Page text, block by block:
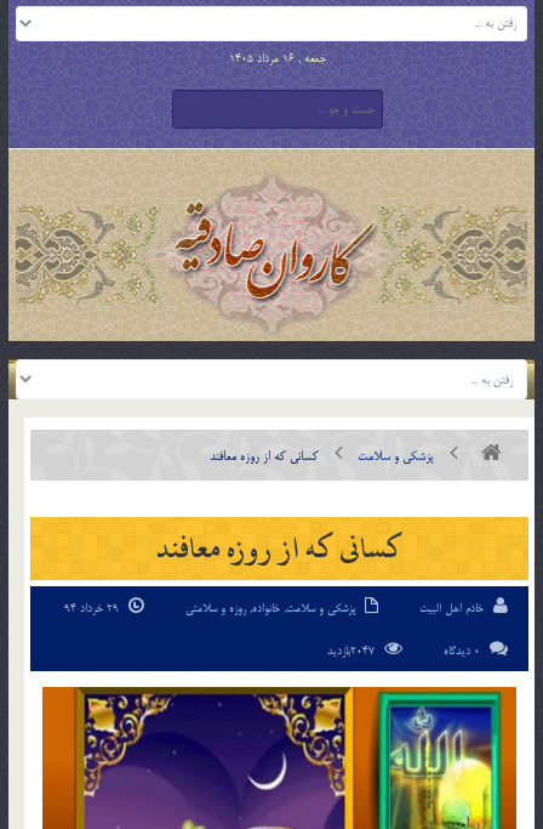
جمعه , 16 مرداد 1405
پزشکی و سلامت کسانی که از روزه معافند
کسانی که از روزه معافند
خادم اهل البیت پزشکی و سلامت, خانواده,روزه و سلامتی
0 دیدگاه